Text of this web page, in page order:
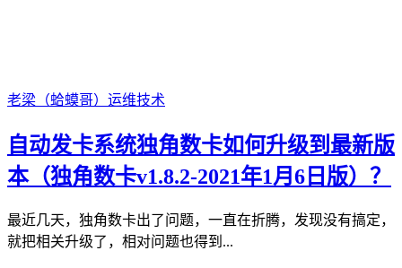
老梁（蛤蟆哥） 运维技术
自动发卡系统独角数卡如何升级到最新版
本（独角数卡v1.8.2-2021年1月6日版）？
最近几天，独角数卡出了问题，一直在折腾，发现没有搞定，
就把相关升级了，相对问题也得到...